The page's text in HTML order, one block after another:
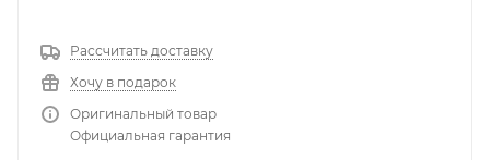
Рассчитать доставку
Хочу в подарок
Оригинальный товар
Официальная гарантия